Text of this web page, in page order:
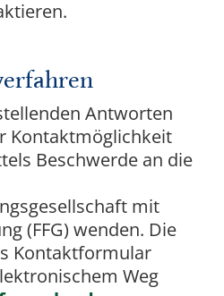
Antworten
Kontaktmöglichkeit
Beschwerde an die
mit
(FFG) wenden. Die
Kontaktformular
Weg